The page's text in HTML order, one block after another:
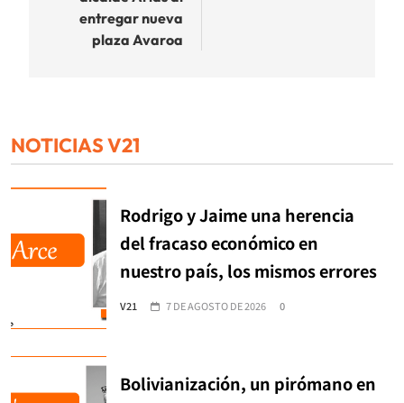
entregar nueva
plaza Avaroa
NOTICIAS V21
Rodrigo y Jaime una herencia
del fracaso económico en
nuestro país, los mismos errores
V21 7 DE AGOSTO DE 2026 0
Bolivianización, un pirómano en